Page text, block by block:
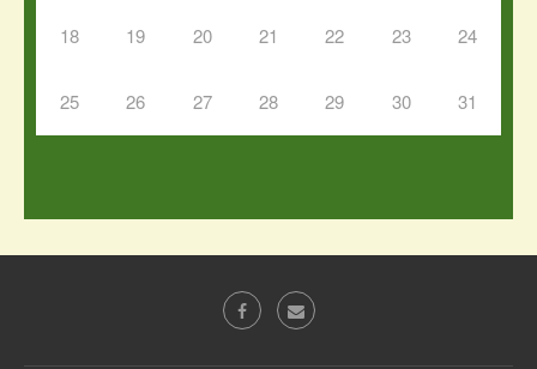
18 19 20 21 22 23 24
25 26 27 28 29 30 31